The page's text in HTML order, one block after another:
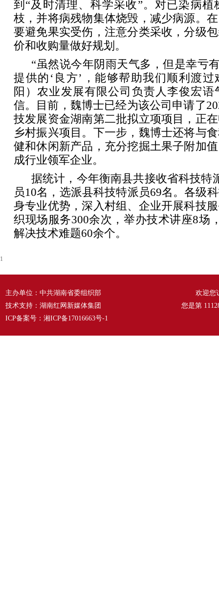
到“及时清理、科学采收”。对已染病
枝，并将病残物集体烧毁，减少病源。
要避免果实受伤，注意分类采收，分级
价和收购量做好规划。
“虽然说今年阴雨天气多，但是幸亏
提供的‘良方’，能够帮助我们顺利渡
阳）农业发展有限公司负责人李俊宏语
信。目前，魏博士已经为该公司申请了
技发展资金湖南第二批拟立项项目，正
乡村振兴项目。下一步，魏博士还将与
健和休闲新产品，充分挖掘土果子附加
成行业领军企业。
据统计，今年衡南县共接收省科技特
员10名，选派县科技特派员69名。各级
身专业优势，深入村组、企业开展科技
织现场服务300余次，举办技术讲座8场
解决技术难题60余个。
1
主办单位：中共湖南省委组织部
技术支持：湖南红网新媒体集团
ICP备案号： 湘ICP备17016663号-1
欢迎您
您是第